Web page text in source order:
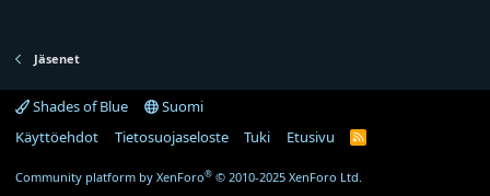
Jäsenet
Shades of Blue
Suomi
Käyttöehdot
Tietosuojaseloste Tuki Etusivu
R
Community platform by XenForo® © 2010-2025 XenForo Ltd.